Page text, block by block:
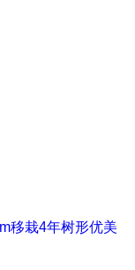
移栽4年树形优美